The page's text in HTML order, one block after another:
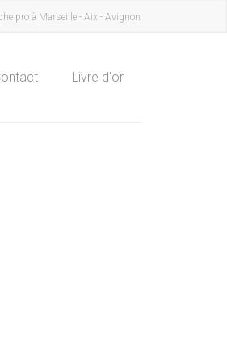
pro à Marseille - Aix - Avignon
Livre d'or